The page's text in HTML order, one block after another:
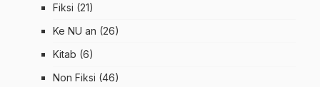
Fiksi (21)
Ke NU an (26)
Kitab (6)
Non Fiksi (46)